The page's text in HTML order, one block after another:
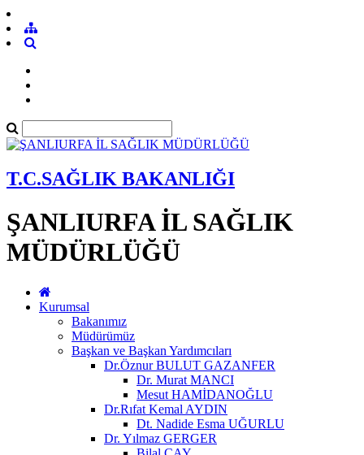
T.C.SAĞLIK BAKANLIĞI
ŞANLIURFA İL SAĞLIK
MÜDÜRLÜĞÜ
Kurumsal
Bakanımız
Müdürümüz
Başkan ve Başkan Yardımcıları
Dr.Öznur BULUT GAZANFER
Dr. Murat MANCI
Mesut HAMİDANOĞLU
Dr.Rıfat Kemal AYDIN
Dt. Nadide Esma UĞURLU
Dr. Yılmaz GERGER